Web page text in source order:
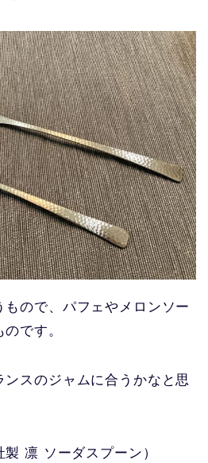
もので、パフェやメロンソー
です。
スのジャムに合うかなと思
製 凛 ソーダスプーン）